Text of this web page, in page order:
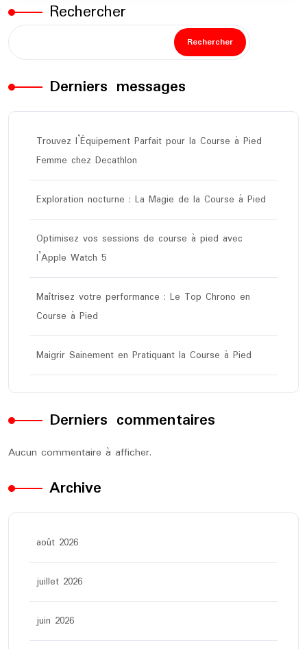
Rechercher
Rechercher
Derniers messages
Trouvez l’Équipement Parfait pour la Course à Pied
Femme chez Decathlon
Exploration nocturne : La Magie de la Course à Pied
Optimisez vos sessions de course à pied avec
l’Apple Watch 5
Maîtrisez votre performance : Le Top Chrono en
Course à Pied
Maigrir Sainement en Pratiquant la Course à Pied
Derniers commentaires
Aucun commentaire à afficher.
Archive
août 2026
juillet 2026
juin 2026